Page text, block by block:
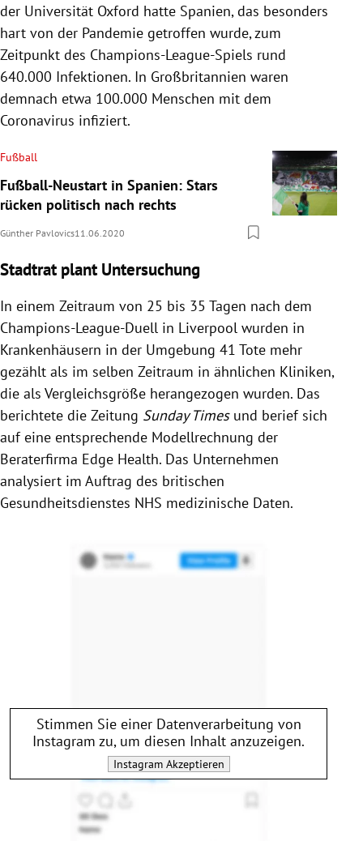
der Universität Oxford hatte Spanien, das besonders
hart von der Pandemie getroffen wurde, zum
Zeitpunkt des Champions-League-Spiels rund
640.000 Infektionen. In Großbritannien waren
demnach etwa 100.000 Menschen mit dem
Coronavirus infiziert.
Fußball
Fußball-Neustart in Spanien: Stars
rücken politisch nach rechts
Günther Pavlovics11.06.2020
Stadtrat plant Untersuchung
In einem Zeitraum von 25 bis 35 Tagen nach dem
Champions-League-Duell in Liverpool wurden in
Krankenhäusern in der Umgebung 41 Tote mehr
gezählt als im selben Zeitraum in ähnlichen Kliniken,
die als Vergleichsgröße herangezogen wurden. Das
berichtete die Zeitung Sunday Timesund berief sich
auf eine entsprechende Modellrechnung der
Beraterfirma Edge Health. Das Unternehmen
analysiert im Auftrag des britischen
Gesundheitsdienstes NHS medizinische Daten.
Stimmen Sie einer Datenverarbeitung von
Instagram zu, um diesen Inhalt anzuzeigen.
InstagramAkzeptieren